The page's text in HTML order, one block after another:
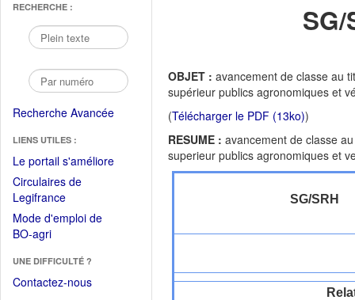
RECHERCHE :
Recherche Avancée
LIENS UTILES :
Le portail s'améliore(Fichier
Circulaires de
Legifrance(Ouvrir
dans
une
fenêtre)
Mode d'emploi de
BO-agri(Ouvrir
une
nouvelle
UNE DIFFICULTÉ ?
Contactez-nous
SG/
OBJET : avancement de classe au
supérieur publics agronomiques et
(Télécharger le PDF (13ko))
RESUME : avancement de classe
superieur publics agronomiques et
SG/SRH